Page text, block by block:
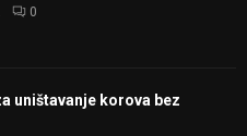
0
uništavanje korova bez